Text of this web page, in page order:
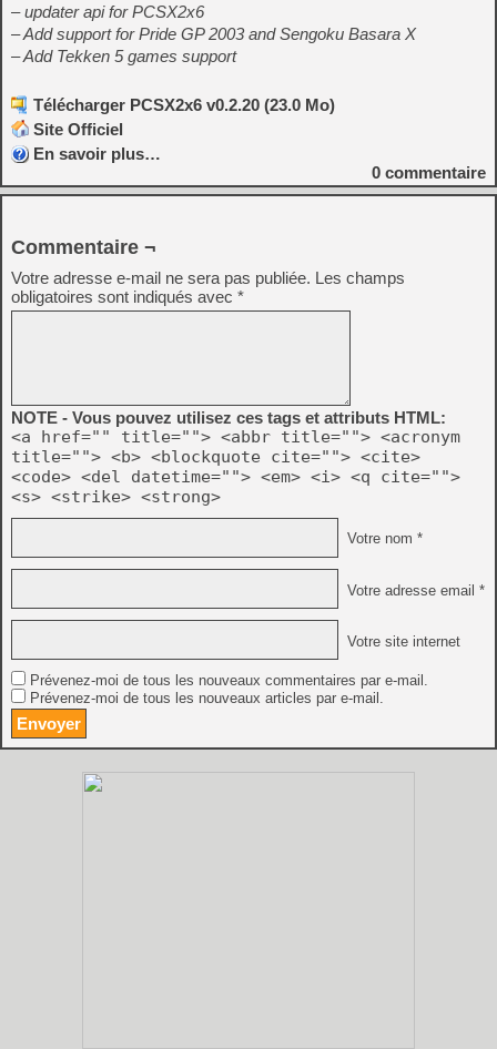
– updater api for PCSX2x6
– Add support for Pride GP 2003 and Sengoku Basara X
– Add Tekken 5 games support
Télécharger PCSX2x6 v0.2.20 (23.0 Mo)
Site Officiel
En savoir plus…
0 commentaire
Commentaire ¬
Votre adresse e-mail ne sera pas publiée. Les champs
obligatoires sont indiqués avec *
NOTE - Vous pouvez utilisez ces tags et attributs HTML:
<a href="" title=""> <abbr title=""> <acronym
title=""> <b> <blockquote cite=""> <cite>
<code> <del datetime=""> <em> <i> <q cite="">
<s> <strike> <strong>
Votre nom *
Votre adresse email *
Votre site internet
Prévenez-moi de tous les nouveaux commentaires par e-mail.
Prévenez-moi de tous les nouveaux articles par e-mail.